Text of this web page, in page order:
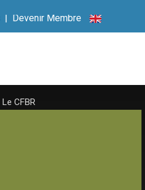
| Devenir Membre
Le CFBR